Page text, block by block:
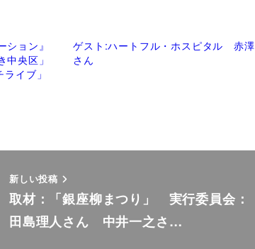
ション』
中央区」
イブ」
ゲスト:ハートフル・ホスピタル 赤澤
さん
新しい投稿
取材：「銀座柳まつり」 実行委員会：
田島理人さん 中井一之さ…